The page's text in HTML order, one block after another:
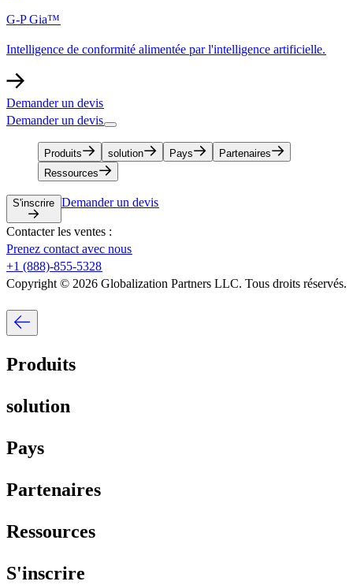
G-P Gia™​​
Intelligence de conformité alimentée par l'intelligence artificielle.​​
Demander un devis​​
Demander un devis​​
Produits​​ solution​​ Pays​​
Partenaires​​
Ressources​​
S'inscrire​​ Demander un devis​​
Contacter les ventes :​​
Prenez contact avec nous​​
+1 (888)-855-5328​​
Copyright © 2026 Globalization Partners LLC. Tous droits réservés.​​
Produits​​
solution​​
Pays​​
Partenaires​​
Ressources​​
S'inscrire​​